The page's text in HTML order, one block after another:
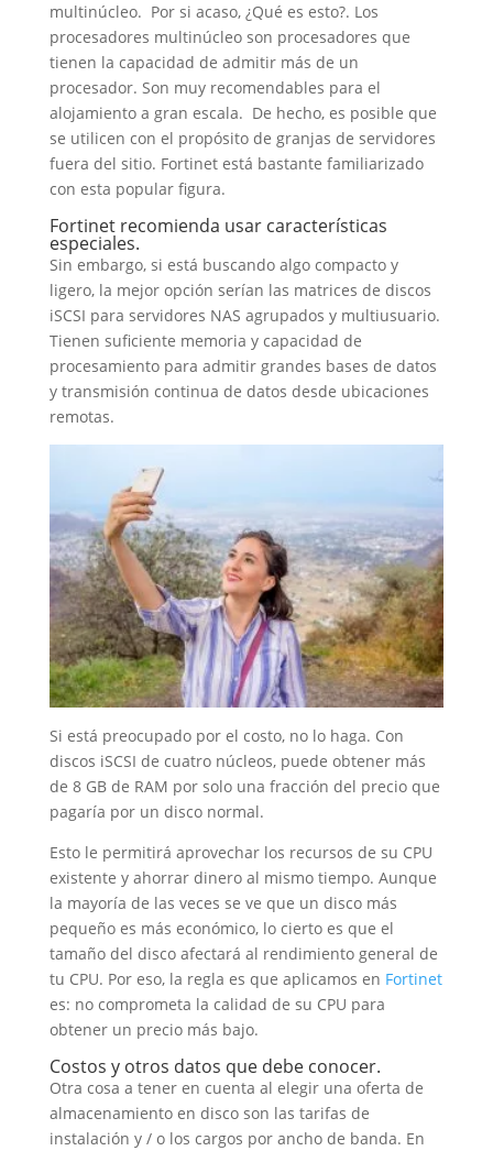
multinúcleo. Por si acaso, ¿Qué es esto?. Los
procesadores multinúcleo son procesadores que
tienen la capacidad de admitir más de un
procesador. Son muy recomendables para el
alojamiento a gran escala. De hecho, es posible que
se utilicen con el propósito de granjas de servidores
fuera del sitio. Fortinet está bastante familiarizado
con esta popular figura.
Fortinet recomienda usar características
especiales.
Sin embargo, si está buscando algo compacto y
ligero, la mejor opción serían las matrices de discos
iSCSI para servidores NAS agrupados y multiusuario.
Tienen suficiente memoria y capacidad de
procesamiento para admitir grandes bases de datos
y transmisión continua de datos desde ubicaciones
remotas.
Si está preocupado por el costo, no lo haga. Con
discos iSCSI de cuatro núcleos, puede obtener más
de 8 GB de RAM por solo una fracción del precio que
pagaría por un disco normal.
Esto le permitirá aprovechar los recursos de su CPU
existente y ahorrar dinero al mismo tiempo. Aunque
la mayoría de las veces se ve que un disco más
pequeño es más económico, lo cierto es que el
tamaño del disco afectará al rendimiento general de
tu CPU. Por eso, la regla es que aplicamos en Fortinet
es: no comprometa la calidad de su CPU para
obtener un precio más bajo.
Costos y otros datos que debe conocer.
Otra cosa a tener en cuenta al elegir una oferta de
almacenamiento en disco son las tarifas de
instalación y / o los cargos por ancho de banda. En